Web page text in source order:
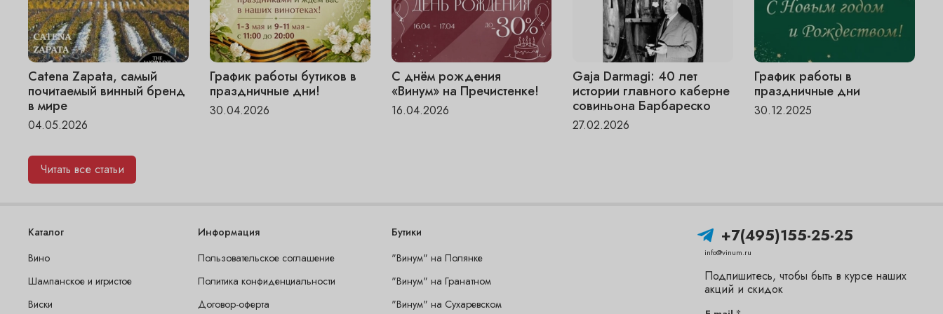
Catena Zapata, самый
почитаемый винный бренд
в мире
04.05.2026
График работы бутиков в
праздничные дни!
30.04.2026
С днём рождения
«Винум» на Пречистенке!
16.04.2026
Gaja Darmagi: 40 лет
истории главного каберне
совиньона Барбареско
27.02.2026
График работы в
праздничные дни
30.12.2025
Читать все статьи
Каталог
Вино
Шампанское и игристое
Виски
Информация
Пользовательское соглашение
Политика конфиденциальности
Договор-оферта
Бутики
"Винум" на Полянке
"Винум" на Гранатном
"Винум" на Сухаревском
+7(495)155-25-25
info@vinum.ru
Подпишитесь, чтобы быть в курсе наших
акций и скидок